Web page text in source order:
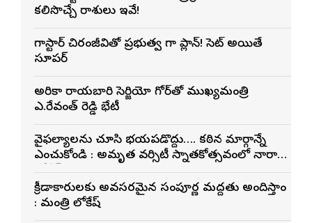
కలిసొచ్చే రాశులు ఇవే!
మెగాస్టార్ చిరంజీవితో ప్రభుత్వ మెగా ప్లాన్! సెట్ అయితే
సూపర్
అమెరికా రాయబారి సెర్జియో గోర్‌తో ముఖ్యమంత్రి
ఎ.రేవంత్ రెడ్డి భేటీ
వైఫల్యాలను చూసి భయపడొద్దు…. కఠిన మార్గాన్నే
ఎంచుకోండి : అమృత వర్సిటీ స్నాతకోత్సవంలో నారా
క్రీడాకారులకు అవసరమైన సంపూర్ణ మద్దతు అందిస్తాం
: మంత్రి లోకేష్